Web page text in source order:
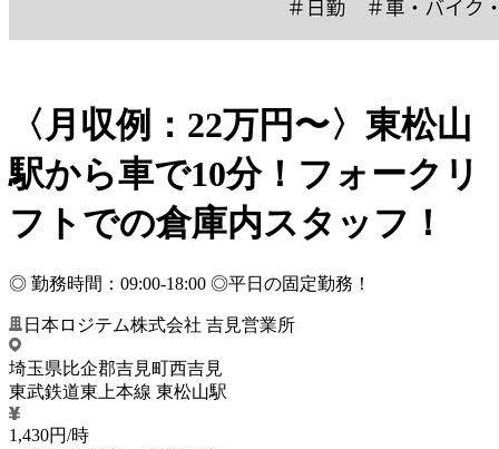
〈月収例：22万円〜〉東松山
駅から車で10分！フォークリ
フトでの倉庫内スタッフ！
◎ 勤務時間：09:00-18:00 ◎平日の固定勤務！
日本ロジテム株式会社 吉見営業所
埼玉県比企郡吉見町西吉見
東武鉄道東上本線 東松山駅
1,430円/時